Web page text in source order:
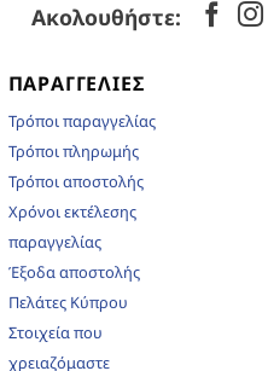
Ακολουθήστε:
ΠΑΡΑΓΓΕΛΊΕΣ
Τρόποι παραγγελίας
Τρόποι πληρωμής
Τρόποι αποστολής
Χρόνοι εκτέλεσης
παραγγελίας
Έξοδα αποστολής
Πελάτες Κύπρου
Στοιχεία που
χρειαζόμαστε